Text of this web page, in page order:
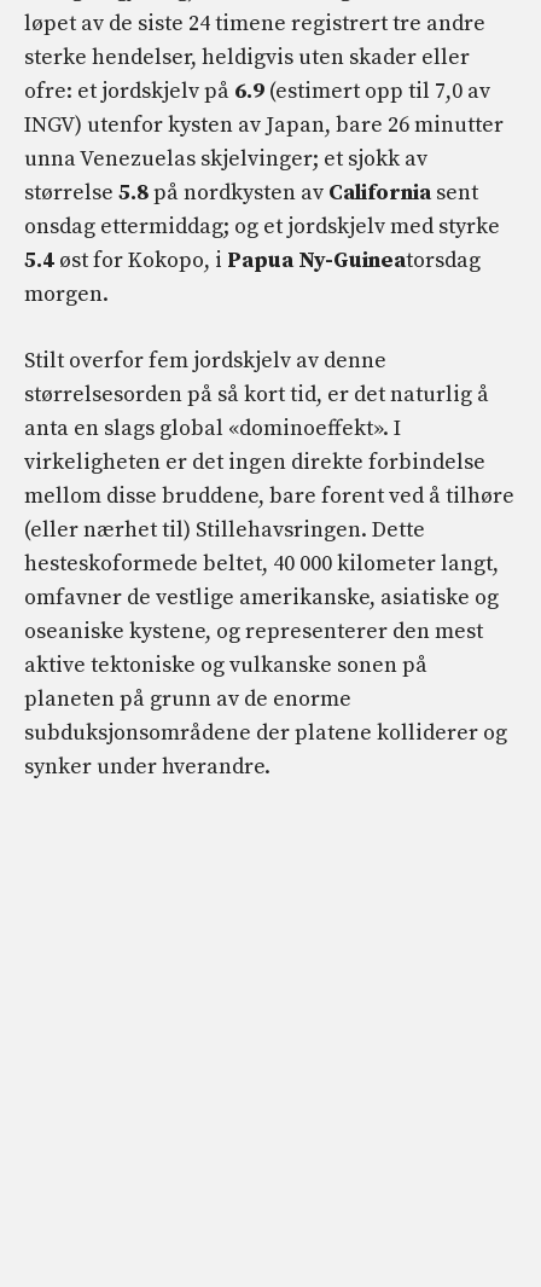
løpet av de siste 24 timene registrert tre andre
sterke hendelser, heldigvis uten skader eller
ofre: et jordskjelv på 6.9 (estimert opp til 7,0 av
INGV) utenfor kysten av Japan, bare 26 minutter
unna Venezuelas skjelvinger; et sjokk av
størrelse 5.8på nordkysten av California sent
onsdag ettermiddag; og et jordskjelv med styrke
5.4 øst for Kokopo, i Papua Ny-Guineatorsdag
morgen.
Stilt overfor fem jordskjelv av denne
størrelsesorden på så kort tid, er det naturlig å
anta en slags global «dominoeffekt». I
virkeligheten er det ingen direkte forbindelse
mellom disse bruddene, bare forent ved å tilhøre
(eller nærhet til) Stillehavsringen. Dette
hesteskoformede beltet, 40 000 kilometer langt,
omfavner de vestlige amerikanske, asiatiske og
oseaniske kystene, og representerer den mest
aktive tektoniske og vulkanske sonen på
planeten på grunn av de enorme
subduksjonsområdene der platene kolliderer og
synker under hverandre.